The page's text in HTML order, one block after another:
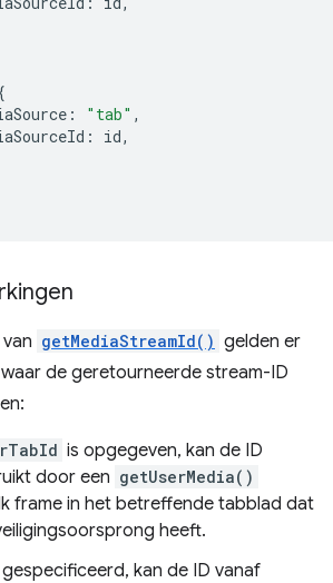
: "tab" ,
: id,
getMediaStreamId() gelden er
de geretourneerde stream-ID
is opgegeven, kan de ID
door een getUserMedia()
frame in het betreffende tabblad dat
heeft.
kan de ID vanaf